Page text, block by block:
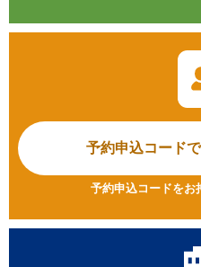
予約申込コードで
予約申込コードをお